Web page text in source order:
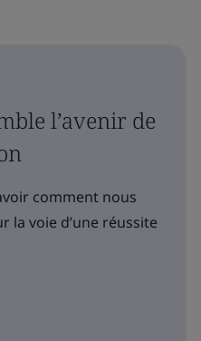
l’avenir de
comment nous
la voie d’une réussite